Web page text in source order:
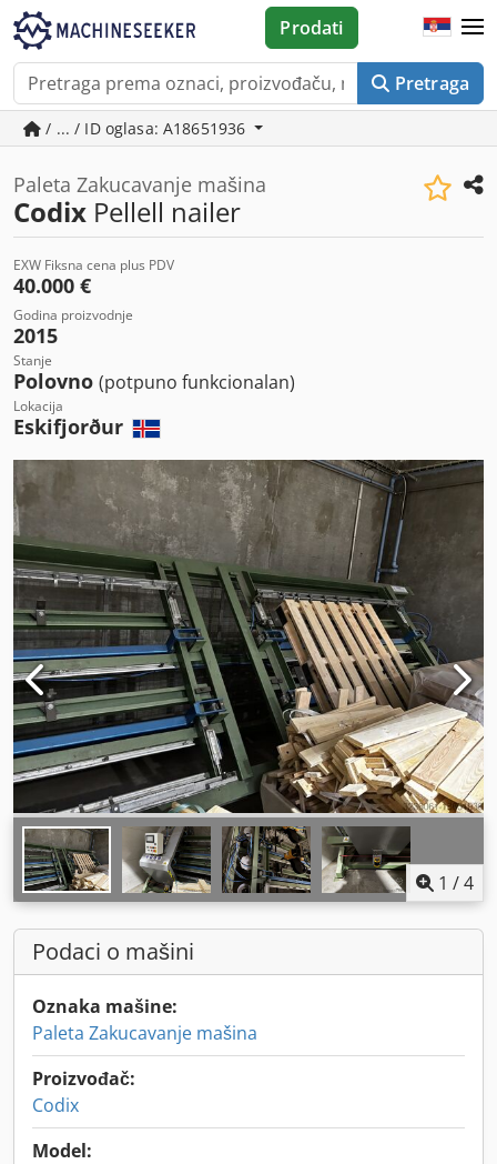
Pretraga
Prodati
/ ... / ID oglasa: A18651936
Paleta Zakucavanje mašina
Codix Pellell nailer
EXW Fiksna cena plus PDV
40.000 €
Godina proizvodnje
2015
Stanje
Polovno (potpuno funkcionalan)
Lokacija
Eskifjorður
1 /4
Podaci o mašini
Oznaka mašine:
Paleta Zakucavanje mašina
Proizvođač:
Codix
Model: